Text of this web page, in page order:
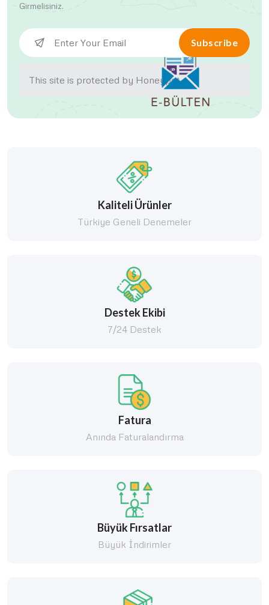
Girmelisiniz.
Subscribe
This site is protected by Honeypot.
Kaliteli Ürünler
Türkiye Geneli Denemeler
Destek Ekibi
7/24 Destek
Fatura
Anında Faturalandırma
Büyük Fırsatlar
Büyük İndirimler